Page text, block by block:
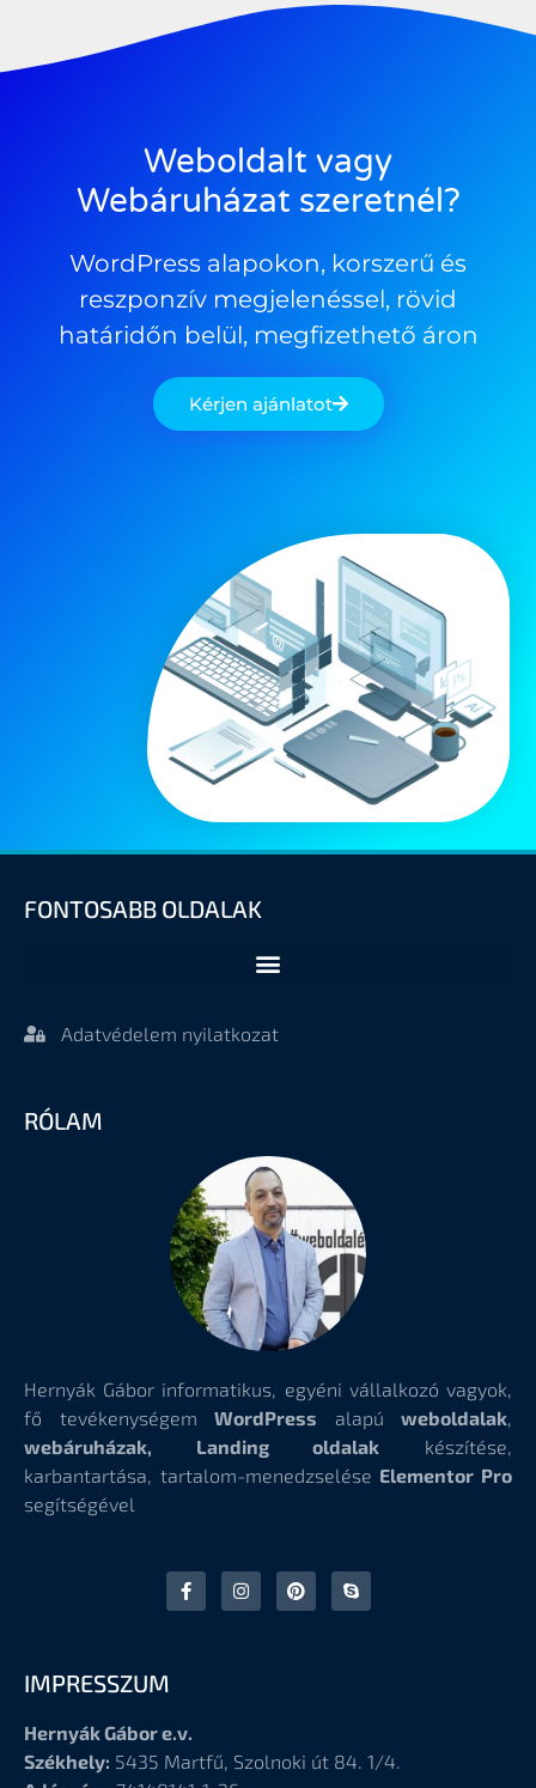
Weboldalt vagy
Webáruházat szeretnél?
WordPress alapokon, korszerű és
reszponzív megjelenéssel, rövid
határidőn belül, megfizethető áron
Kérjen ajánlatot
FONTOSABB OLDALAK
Adatvédelem nyilatkozat
RÓLAM
Hernyák Gábor informatikus, egyéni vállalkozó vagyok,
fő tevékenységem WordPress alapú weboldalak
webáruházak, Landing oldalak készítése,
karbantartása, tartalom-menedzselése Elementor Pro
segítségével
IMPRESSZUM
Hernyák Gábor e.v.
Székhely: 5435 Martfű, Szolnoki út 84. 1/4.